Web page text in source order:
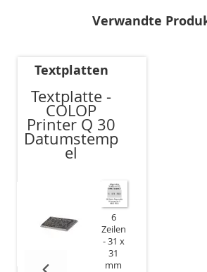
Verwandte
Textplatten
Textplatte -
COLOP
Printer Q 30
Datumstemp
el
6
Zeilen
31 x
31
mm